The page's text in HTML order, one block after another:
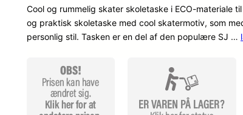
Cool og rummelig skater skoletaske i ECO-materiale
og praktisk skoletaske med cool skatermotiv, som
personlig stil. Tasken er en del af den populære SJ …